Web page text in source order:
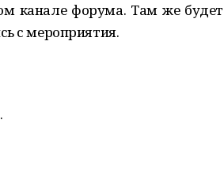
канале форума. Там же будет
с мероприятия.